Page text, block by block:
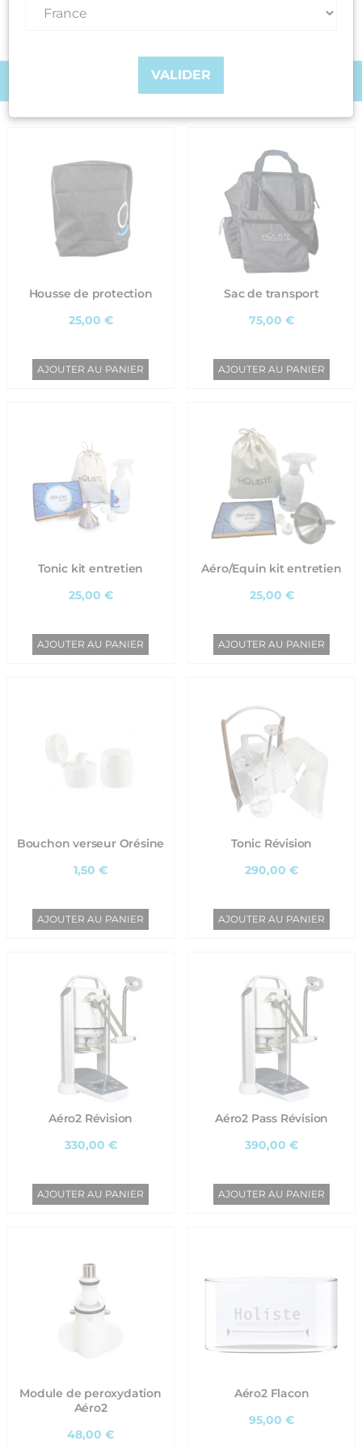
PERTINENCE
Housse de protection
25,00 €
AJOUTER AU PANIER
Sac de transport
75,00 €
AJOUTER AU PANIER
Tonic kit entretien
25,00 €
AJOUTER AU PANIER
Aéro/Equin kit entretien
25,00 €
AJOUTER AU PANIER
Bouchon verseur Orésine
1,50 €
AJOUTER AU PANIER
Tonic Révision
290,00 €
AJOUTER AU PANIER
Aéro2 Révision
330,00 €
AJOUTER AU PANIER
Aéro2 Pass Révision
390,00 €
AJOUTER AU PANIER
Module de peroxydation
Aéro2
48,00 €
Aéro2 Flacon
95,00 €
VALIDER